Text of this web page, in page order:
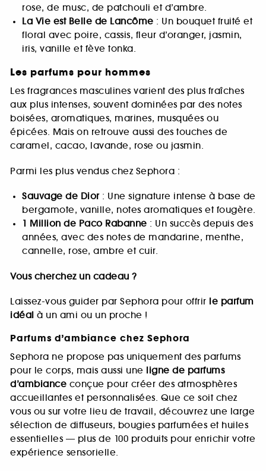
rose, de musc, de patchouli et d’ambre.
La Vie est Belle de Lancôme : Un bouquet fruité et
floral avec poire, cassis, fleur d’oranger, jasmin,
iris, vanille et fève tonka.
Les parfums pour hommes
Les fragrances masculines varient des plus fraîches
aux plus intenses, souvent dominées par des notes
boisées, aromatiques, marines, musquées ou
épicées. Mais on retrouve aussi des touches de
caramel, cacao, lavande, rose ou jasmin.
Parmi les plus vendus chez Sephora :
Sauvage de Dior: Une signature intense à base de
bergamote, vanille, notes aromatiques et fougère.
1 Million de Paco Rabanne : Un succès depuis des
années, avec des notes de mandarine, menthe,
cannelle, rose, ambre et cuir.
Vous cherchez un cadeau ?
Laissez-vous guider par Sephora pour offrir le parfum
idéal à un ami ou un proche !
Parfums d’ambiance chez Sephora
Sephora ne propose pas uniquement des parfums
pour le corps, mais aussi une ligne de parfums
d’ambiance conçue pour créer des atmosphères
accueillantes et personnalisées. Que ce soit chez
vous ou sur votre lieu de travail, découvrez une large
sélection de diffuseurs, bougies parfumées et huiles
essentielles — plus de 100 produits pour enrichir votre
expérience sensorielle.